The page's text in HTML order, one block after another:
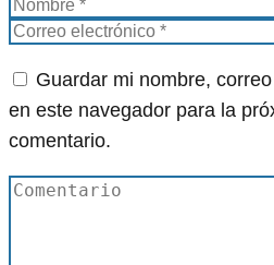
Guardar mi nombre,
en este navegador para la
comentario.